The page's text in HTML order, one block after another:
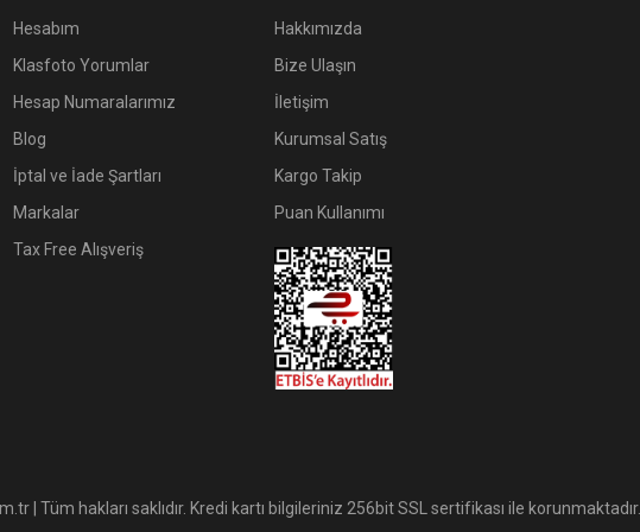
Hesabım
Klasfoto Yorumlar
Hesap Numaralarımız
Blog
İptal ve İade Şartları
Markalar
Tax Free Alışveriş
Hakkımızda
Bize Ulaşın
İletişim
Kurumsal Satış
Kargo Takip
Puan Kullanımı
| Tüm hakları saklıdır. Kredi kartı bilgileriniz 256bit SSL sertifikası ile korunmaktadır.